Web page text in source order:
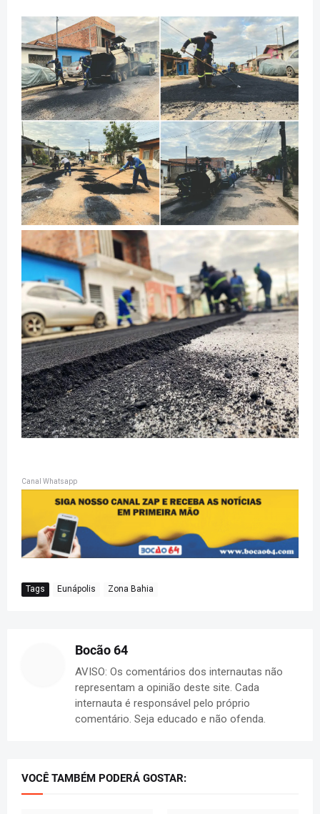
Canal Whatsapp
Tags Eunápolis Zona Bahia
Bocão 64
AVISO: Os comentários dos internautas não
representam a opinião deste site. Cada
internauta é responsável pelo próprio
comentário. Seja educado e não ofenda.
VOCÊ TAMBÉM PODERÁ GOSTAR: